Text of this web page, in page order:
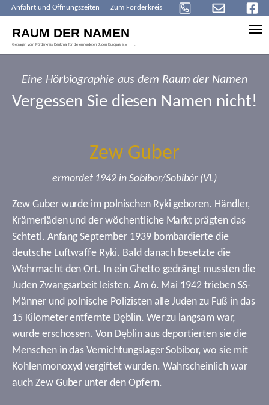
Anfahrt und Öffnungszeiten Zum Förderkreis
Eine Hörbiographie aus dem Raum der Namen
Vergessen Sie diesen Namen nicht!
Zew Guber
ermordet 1942 in Sobibor/Sobibór (VL)
Zew Guber wurde im polnischen Ryki geboren. Händler,
Krämerläden und der wöchentliche Markt prägten das
Schtetl. Anfang September 1939 bombardierte die
deutsche Luftwaffe Ryki. Bald danach besetzte die
Wehrmacht den Ort. In ein Ghetto gedrängt mussten die
Juden Zwangsarbeit leisten. Am 6. Mai 1942 trieben SS-
Männer und polnische Polizisten alle Juden zu Fuß in das
15 Kilometer entfernte Dęblin. Wer zu langsam war,
wurde erschossen. Von Dęblin aus deportierten sie die
Menschen in das Vernichtungslager Sobibor, wo sie mit
Kohlenmonoxyd vergiftet wurden. Wahrscheinlich war
auch Zew Guber unter den Opfern.